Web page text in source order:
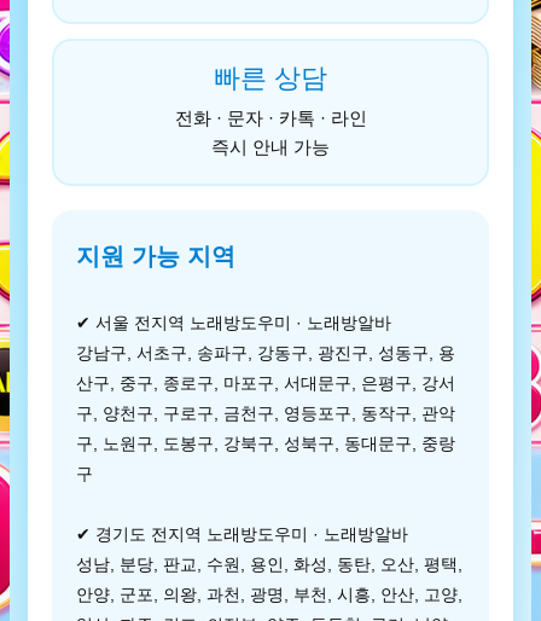
빠른 상담
전화 · 문자 · 카톡 · 라인
즉시 안내 가능
지원 가능 지역
✔ 서울 전지역 노래방도우미 · 노래방알바
강남구, 서초구, 송파구, 강동구, 광진구, 성동구, 용
산구, 중구, 종로구, 마포구, 서대문구, 은평구, 강서
구, 양천구, 구로구, 금천구, 영등포구, 동작구, 관악
구, 노원구, 도봉구, 강북구, 성북구, 동대문구, 중랑
구
✔ 경기도 전지역 노래방도우미 · 노래방알바
성남, 분당, 판교, 수원, 용인, 화성, 동탄, 오산, 평택,
안양, 군포, 의왕, 과천, 광명, 부천, 시흥, 안산, 고양,